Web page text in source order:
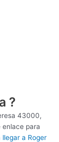
?
43000,
enlace para
a Roger